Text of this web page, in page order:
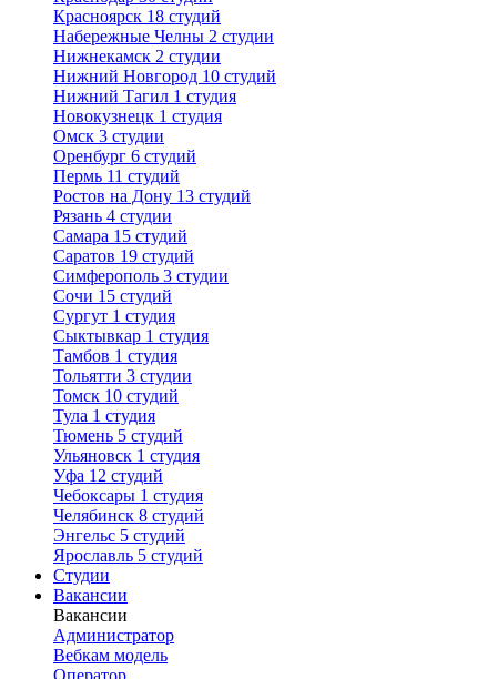
Красноярск 18 студий
Набережные Челны 2 студии
Нижнекамск 2 студии
Нижний Новгород 10 студий
Нижний Тагил 1 студия
Новокузнецк 1 студия
Омск 3 студии
Оренбург 6 студий
Пермь 11 студий
Ростов на Дону 13 студий
Рязань 4 студии
Самара 15 студий
Саратов 19 студий
Симферополь 3 студии
Сочи 15 студий
Сургут 1 студия
Сыктывкар 1 студия
Тамбов 1 студия
Тольятти 3 студии
Томск 10 студий
Тула 1 студия
Тюмень 5 студий
Ульяновск 1 студия
Уфа 12 студий
Чебоксары 1 студия
Челябинск 8 студий
Энгельс 5 студий
Ярославль 5 студий
Студии
Вакансии
Вакансии
Администратор
Вебкам модель
Оператор